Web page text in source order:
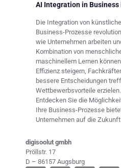
AI Integration in Business
Die Integration von
Business-Prozesse
wie Unternehmen arbeiten
Kombination von
maschinellem Lernen
Effizienz steigern,
bessere Entscheidungen
Wettbewerbsvorteile erzielen.
Entdecken Sie die
Ihre Business-Prozesse
Unternehmen auf die Zukunft
digisoolut gmbh
Pröllstr. 17
D – 86157 Augsburg